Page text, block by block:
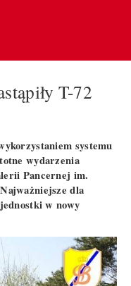
T-72
systemu
wydarzenia
Pancernej im.
dla
w nowy